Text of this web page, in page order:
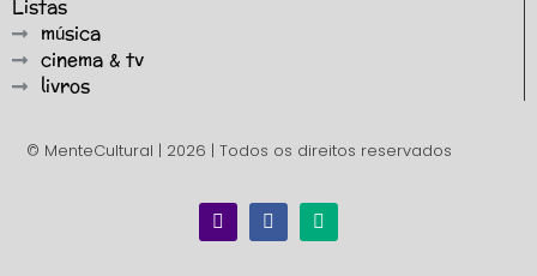
Listas
música
cinema & tv
livros
© MenteCultural | 2026 | Todos os direitos reservados